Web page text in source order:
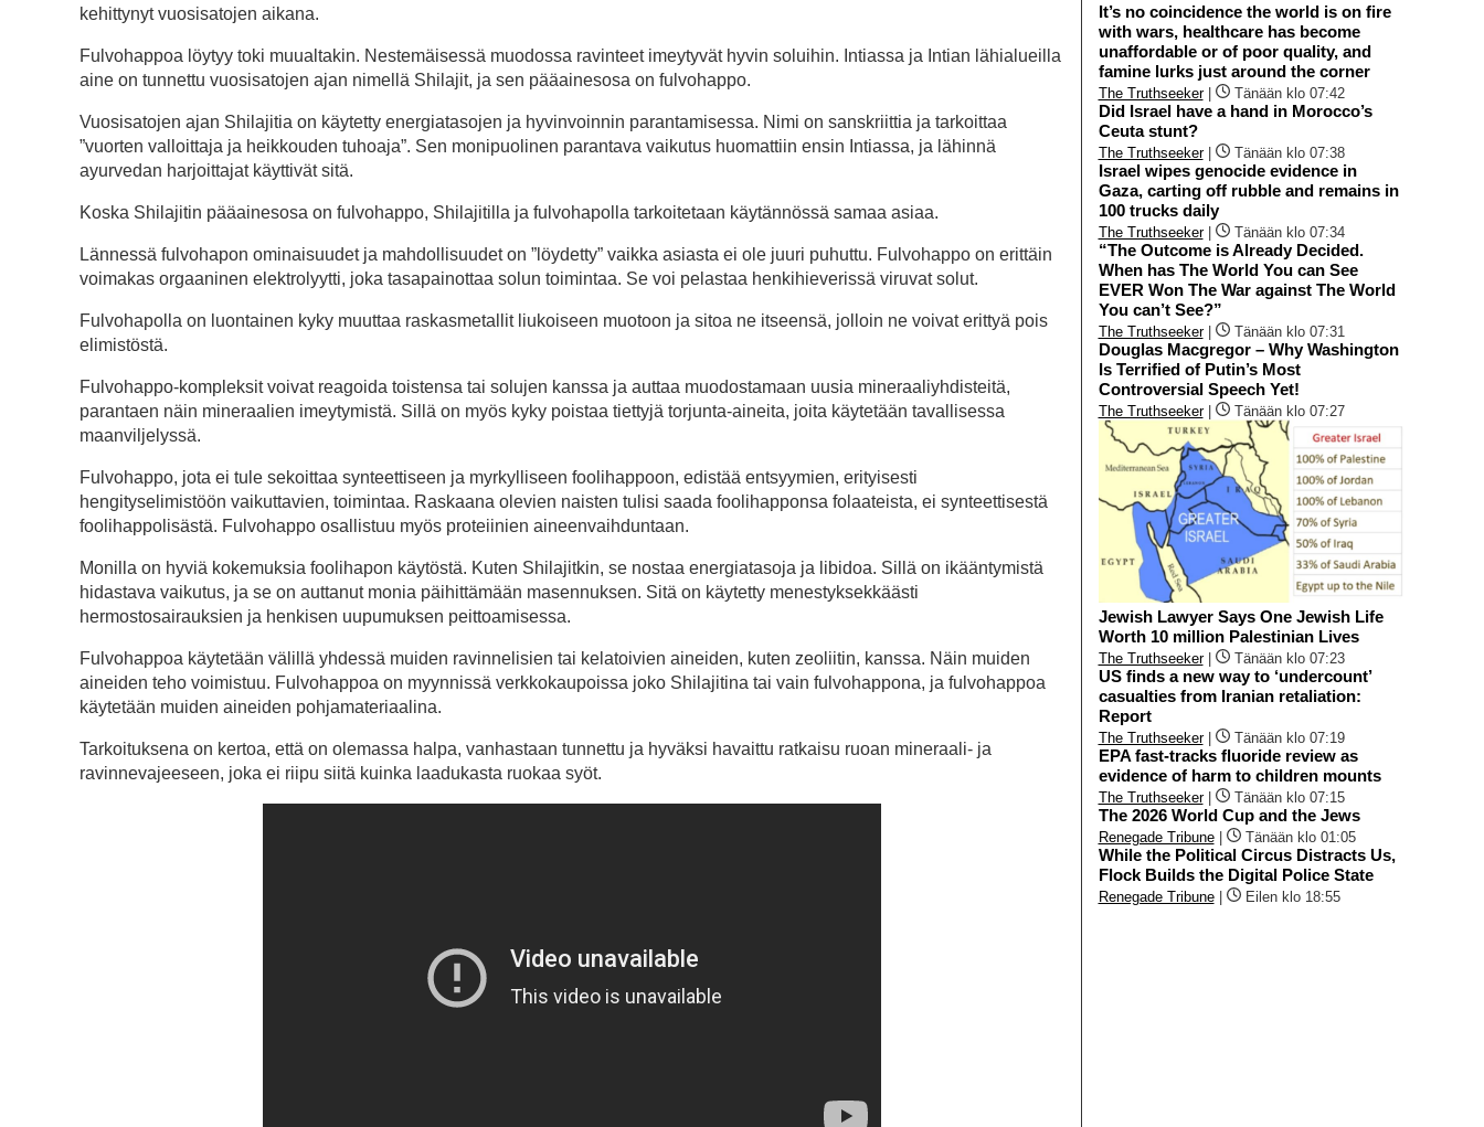
kehittynyt vuosisatojen aikana.
Fulvohappoa löytyy toki muualtakin. Nestemäisessä muodossa ravinteet imeytyvät hyvin soluihin. Intiassa ja Intian lähialueilla
aine on tunnettu vuosisatojen ajan nimellä Shilajit, ja sen pääainesosa on fulvohappo.
Vuosisatojen ajan Shilajitia on käytetty energiatasojen ja hyvinvoinnin parantamisessa. Nimi on sanskriittia ja tarkoittaa
”vuorten valloittaja ja heikkouden tuhoaja”. Sen monipuolinen parantava vaikutus huomattiin ensin Intiassa, ja lähinnä
ayurvedan harjoittajat käyttivät sitä.
Koska Shilajitin pääainesosa on fulvohappo, Shilajitilla ja fulvohapolla tarkoitetaan käytännössä samaa asiaa.
Lännessä fulvohapon ominaisuudet ja mahdollisuudet on ”löydetty” vaikka asiasta ei ole juuri puhuttu. Fulvohappo on erittäin
voimakas orgaaninen elektrolyytti, joka tasapainottaa solun toimintaa. Se voi pelastaa henkihieverissä viruvat solut.
Fulvohapolla on luontainen kyky muuttaa raskasmetallit liukoiseen muotoon ja sitoa ne itseensä, jolloin ne voivat erittyä pois
elimistöstä.
Fulvohappo-kompleksit voivat reagoida toistensa tai solujen kanssa ja auttaa muodostamaan uusia mineraaliyhdisteitä,
parantaen näin mineraalien imeytymistä. Sillä on myös kyky poistaa tiettyjä torjunta-aineita, joita käytetään tavallisessa
maanviljelyssä.
Fulvohappo, jota ei tule sekoittaa synteettiseen ja myrkylliseen foolihappoon, edistää entsyymien, erityisesti
hengityselimistöön vaikuttavien, toimintaa. Raskaana olevien naisten tulisi saada foolihapponsa folaateista, ei synteettisestä
foolihappolisästä. Fulvohappo osallistuu myös proteiinien aineenvaihduntaan.
Monilla on hyviä kokemuksia foolihapon käytöstä. Kuten Shilajitkin, se nostaa energiatasoja ja libidoa. Sillä on ikääntymistä
hidastava vaikutus, ja se on auttanut monia päihittämään masennuksen. Sitä on käytetty menestyksekkäästi
hermostosairauksien ja henkisen uupumuksen peittoamisessa.
Fulvohappoa käytetään välillä yhdessä muiden ravinnelisien tai kelatoivien aineiden, kuten zeoliitin, kanssa. Näin muiden
aineiden teho voimistuu. Fulvohappoa on myynnissä verkkokaupoissa joko Shilajitina tai vain fulvohappona, ja fulvohappoa
käytetään muiden aineiden pohjamateriaalina.
Tarkoituksena on kertoa, että on olemassa halpa, vanhastaan tunnettu ja hyväksi havaittu ratkaisu ruoan mineraali- ja
ravinnevajeeseen, joka ei riipu siitä kuinka laadukasta ruokaa syöt.
It’s no coincidence the world is on fire
with wars, healthcare has become
unaffordable or of poor quality, and
famine lurks just around the corner
The Truthseeker| Tänään klo 07:42
Did Israel have a hand in Morocco’s
Ceuta stunt?
The Truthseeker| Tänään klo 07:38
Israel wipes genocide evidence in
Gaza, carting off rubble and remains in
100 trucks daily
The Truthseeker| Tänään klo 07:34
“The Outcome is Already Decided.
When has The World You can See
EVER Won The War against The World
You can’t See?”
The Truthseeker| Tänään klo 07:31
Douglas Macgregor – Why Washington
Is Terrified of Putin’s Most
Controversial Speech Yet!
The Truthseeker| Tänään klo 07:27
Jewish Lawyer Says One Jewish Life
Worth 10 million Palestinian Lives
The Truthseeker| Tänään klo 07:23
US finds a new way to ‘undercount’
casualties from Iranian retaliation:
Report
The Truthseeker| Tänään klo 07:19
EPA fast-tracks fluoride review as
evidence of harm to children mounts
The Truthseeker| Tänään klo 07:15
The 2026 World Cup and the Jews
Renegade Tribune| Tänään klo 01:05
While the Political Circus Distracts Us,
Flock Builds the Digital Police State
Renegade Tribune| Eilen klo 18:55